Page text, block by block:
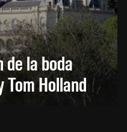
de la boda
Tom Holland